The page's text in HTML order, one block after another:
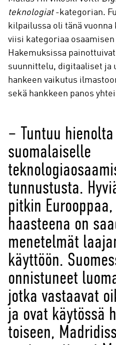
teknologiat-kategorian.
kilpailussa oli tänä
viisi kategoriaa
Hakemuksissa
suunnittelu, digitaaliset ja
hankeen vaikutus
sekä hankkeen panos
– Tuntuu
suomalaiselle
tunnustusta.
pitkin
haasteena on
menetelmät
käyttöön.
onnistuneet
jotka vastaavat
ja ovat käytössä
toiseen,